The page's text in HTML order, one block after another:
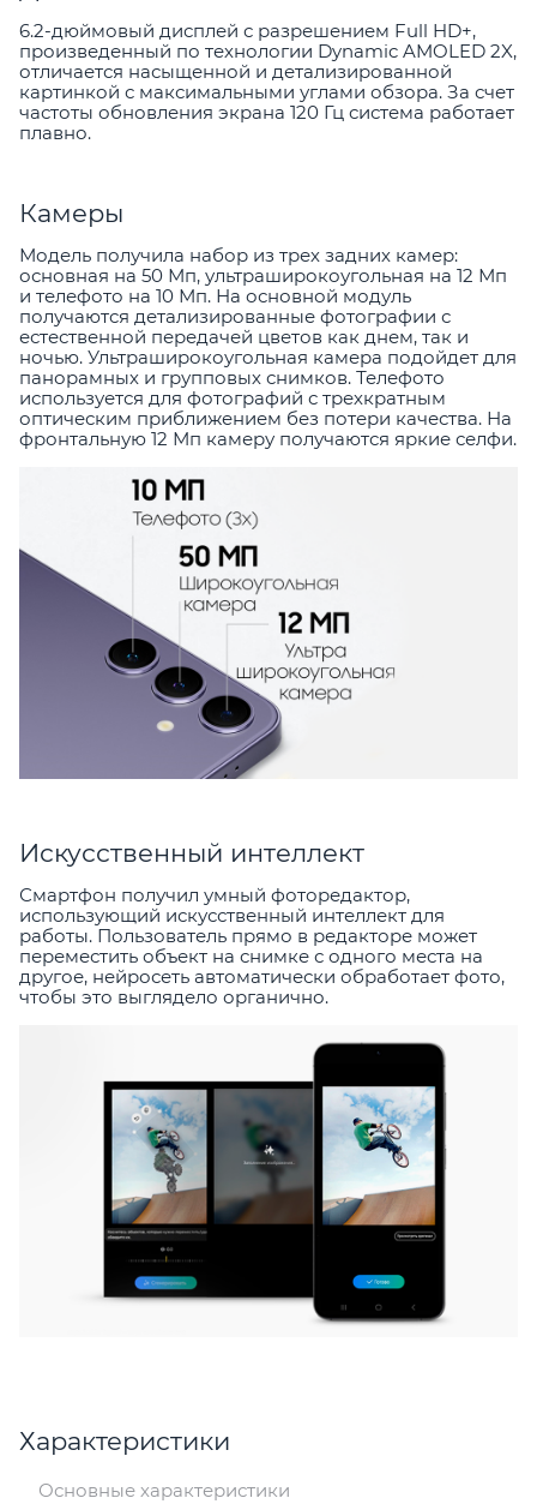
6.2-дюймовый дисплей с разрешением Full HD+,
произведенный по технологии Dynamic AMOLED 2X,
отличается насыщенной и детализированной
картинкой с максимальными углами обзора. За счет
частоты обновления экрана 120 Гц система работает
плавно.
Камеры
Модель получила набор из трех задних камер:
основная на 50 Мп, ультраширокоугольная на 12 Мп
и телефото на 10 Мп. На основной модуль
получаются детализированные фотографии с
естественной передачей цветов как днем, так и
ночью. Ультраширокоугольная камера подойдет для
панорамных и групповых снимков. Телефото
используется для фотографий с трехкратным
оптическим приближением без потери качества. На
фронтальную 12 Мп камеру получаются яркие селфи.
Искусственный интеллект
Смартфон получил умный фоторедактор,
использующий искусственный интеллект для
работы. Пользователь прямо в редакторе может
переместить объект на снимке с одного места на
другое, нейросеть автоматически обработает фото,
чтобы это выглядело органично.
Характеристики
Основные характеристики